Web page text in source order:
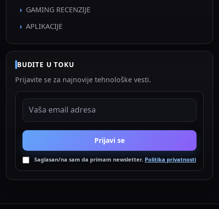
GAMING RECENZIJE
APLIKACIJE
BUDITE U TOKU
Prijavite se za najnovije tehnološke vesti.
EMAIL ADRESA
Prijavi se
Saglasan/na sam da primam newsletter. Politika privatnosti